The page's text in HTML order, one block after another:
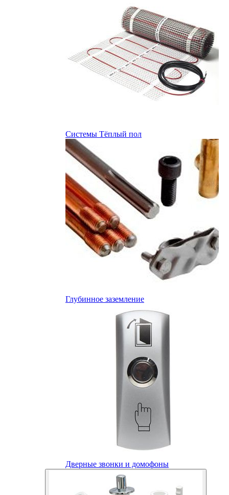
Системы Тёплый пол
Глубинное заземление
Дверные звонки и домофоны